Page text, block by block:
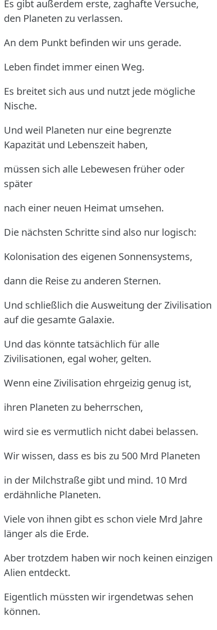
Es gibt außerdem erste, zaghafte Versuche,
den Planeten zu verlassen.
An dem Punkt befinden wir uns gerade.
Leben findet immer einen Weg.
Es breitet sich aus und nutzt jede mögliche
Nische.
Und weil Planeten nur eine begrenzte
Kapazität und Lebenszeit haben,
müssen sich alle Lebewesen früher oder
später
nach einer neuen Heimat umsehen.
Die nächsten Schritte sind also nur logisch:
Kolonisation des eigenen Sonnensystems,
dann die Reise zu anderen Sternen.
Und schließlich die Ausweitung der Zivilisation
auf die gesamte Galaxie.
Und das könnte tatsächlich für alle
Zivilisationen, egal woher, gelten.
Wenn eine Zivilisation ehrgeizig genug ist,
ihren Planeten zu beherrschen,
wird sie es vermutlich nicht dabei belassen.
Wir wissen, dass es bis zu 500 Mrd Planeten
in der Milchstraße gibt und mind. 10 Mrd
erdähnliche Planeten.
Viele von ihnen gibt es schon viele Mrd Jahre
länger als die Erde.
Aber trotzdem haben wir noch keinen einzigen
Alien entdeckt.
Eigentlich müssten wir irgendetwas sehen
können.